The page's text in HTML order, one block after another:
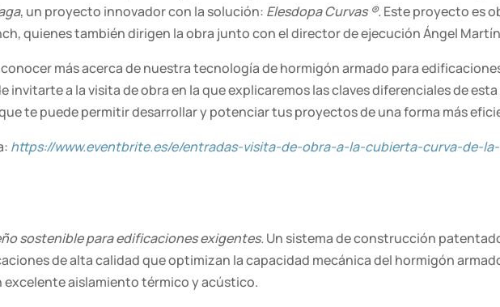
, un proyecto innovador con la solución: Elesdopa Curvas ®. Este proyecto es
quienes también dirigen la obra junto con el director de ejecución Ángel
más acerca de nuestra tecnología de hormigón armado para
invitarte a la visita de obra en la que explicaremos las claves diferenciales de
te puede permitir desarrollar y potenciar tus proyectos de una forma más
https://www.eventbrite.es/e/entradas-visita-de-obra-a-la-cubierta-curva-de-
sostenible para edificaciones exigentes. Un sistema de construcción
de alta calidad que optimizan la capacidad mecánica del hormigón
aislamiento térmico y acústico.